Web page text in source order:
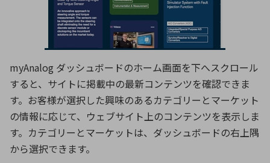
myAnalog ダッシュボードのホーム画面を下へスクロール
すると、サイトに掲載中の最新コンテンツを確認できま
す。お客様が選択した興味のあるカテゴリーとマーケット
の情報に応じて、ウェブサイト上のコンテンツを表示しま
す。カテゴリーとマーケットは、ダッシュボードの右上隅
から選択できます。